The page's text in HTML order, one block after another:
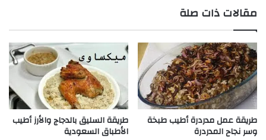
مقالات ذات صلة
طريقة عمل مدردرة أطيب طبخة
وسر نجاح المدردرة
طريقة السليق بالدجاج والأرز أطيب
الأطباق السعودية